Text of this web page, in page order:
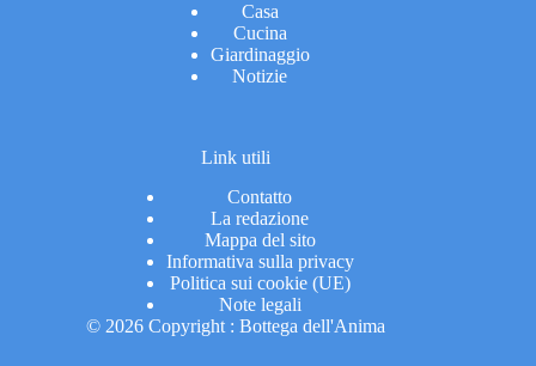
Casa
Cucina
Giardinaggio
Notizie
Link utili
Contatto
La redazione
Mappa del sito
Informativa sulla privacy
Politica sui cookie (UE)
Note legali
© 2026 Copyright : Bottega dell'Anima